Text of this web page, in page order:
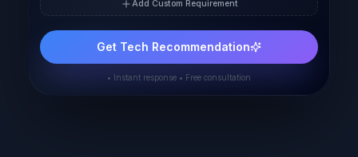
Add Custom Requirement
Get Tech Recommendation
• Instant response • Free consultation